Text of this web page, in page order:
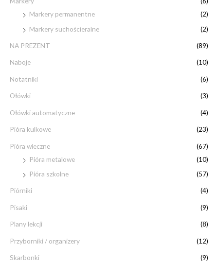
Markery permanentne
(2)
Markery suchościeralne
(2)
NA PREZENT (89)
Naboje (10)
Notatniki (6)
Ołówki (3)
Ołówki automatyczne (4)
Pióra kulkowe (23)
Pióra wieczne
(67)
Pióra metalowe
(10)
Pióra szkolne
(57)
Piórniki (4)
Pisaki (9)
Plany lekcji (8)
Przyborniki / organizery (12)
Skarbonki (9)